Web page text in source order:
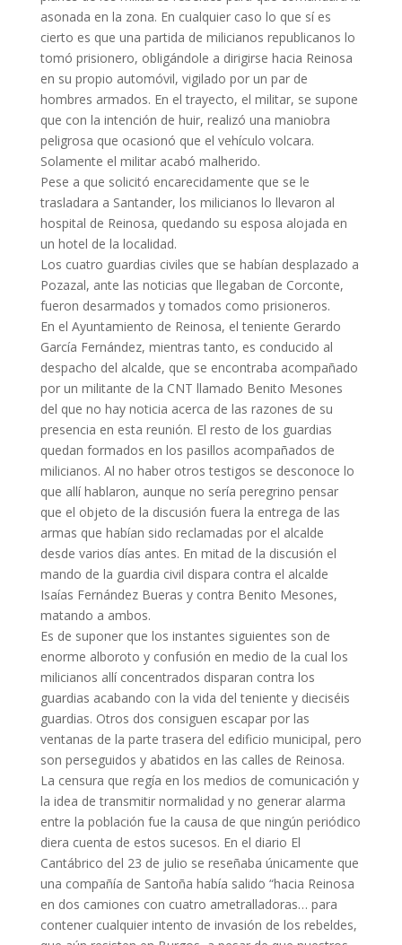
asonada en la zona. En cualquier caso lo que sí es
cierto es que una partida de milicianos republicanos lo
tomó prisionero, obligándole a dirigirse hacia Reinosa
en su propio automóvil, vigilado por un par de
hombres armados. En el trayecto, el militar, se supone
que con la intención de huir, realizó una maniobra
peligrosa que ocasionó que el vehículo volcara.
Solamente el militar acabó malherido.
Pese a que solicitó encarecidamente que se le
trasladara a Santander, los milicianos lo llevaron al
hospital de Reinosa, quedando su esposa alojada en
un hotel de la localidad.
Los cuatro guardias civiles que se habían desplazado a
Pozazal, ante las noticias que llegaban de Corconte,
fueron desarmados y tomados como prisioneros.
En el Ayuntamiento de Reinosa, el teniente Gerardo
García Fernández, mientras tanto, es conducido al
despacho del alcalde, que se encontraba acompañado
por un militante de la CNT llamado Benito Mesones
del que no hay noticia acerca de las razones de su
presencia en esta reunión. El resto de los guardias
quedan formados en los pasillos acompañados de
milicianos. Al no haber otros testigos se desconoce lo
que allí hablaron, aunque no sería peregrino pensar
que el objeto de la discusión fuera la entrega de las
armas que habían sido reclamadas por el alcalde
desde varios días antes. En mitad de la discusión el
mando de la guardia civil dispara contra el alcalde
Isaías Fernández Bueras y contra Benito Mesones,
matando a ambos.
Es de suponer que los instantes siguientes son de
enorme alboroto y confusión en medio de la cual los
milicianos allí concentrados disparan contra los
guardias acabando con la vida del teniente y dieciséis
guardias. Otros dos consiguen escapar por las
ventanas de la parte trasera del edificio municipal, pero
son perseguidos y abatidos en las calles de Reinosa.
La censura que regía en los medios de comunicación y
la idea de transmitir normalidad y no generar alarma
entre la población fue la causa de que ningún periódico
diera cuenta de estos sucesos. En el diario El
Cantábrico del 23 de julio se reseñaba únicamente que
una compañía de Santoña había salido “hacia Reinosa
en dos camiones con cuatro ametralladoras… para
contener cualquier intento de invasión de los rebeldes,